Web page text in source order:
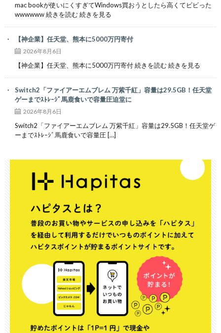
mac bookが使いにくすぎてWindows買おうとしたら高くてビビった
wwwwww 続きを読む 続きを見る
【神企業】任天堂、熊本に5000万円寄付
2026年8月6日
【神企業】任天堂、熊本に5000万円寄付 続きを読む 続きを見る
Switch2「ファイアーエムブレム 万紫千紅」容量は29.5GB！任天堂
ゲーまでｽﾄﾚｰｼﾞ馬鹿食いで容量圧迫堂に
2026年8月6日
Switch2「ファイアーエムブレム 万紫千紅」容量は29.5GB！任天堂ゲ
ーまでｽﾄﾚｰｼﾞ馬鹿食いで容量圧 […]